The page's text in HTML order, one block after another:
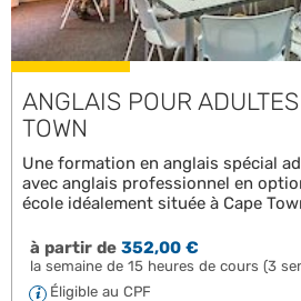
ANGLAIS POUR
TOWN
Une formation en anglais spécial
avec anglais professionnel en
école idéalement située à Cape
à partir de352,00 €
la semaine de 15 heures de cours (3
Éligible au CPF